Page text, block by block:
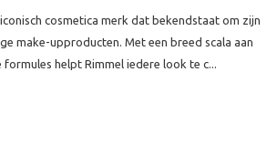
cosmetica merk dat bekendstaat om zijn
make-upproducten. Met een breed scala aan
formules helpt Rimmel iedere look te c...